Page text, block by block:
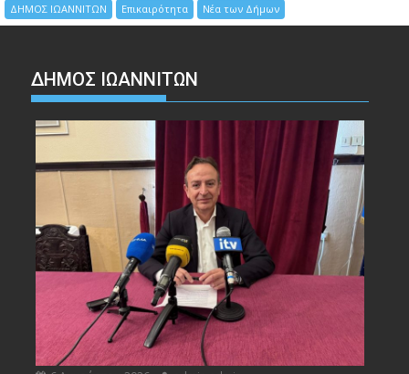
ΔΗΜΟΣ ΙΩΑΝΝΙΤΩΝ Επικαιρότητα Νέα των Δήμων
ΔΗΜΟΣ ΙΩΑΝΝΙΤΩΝ